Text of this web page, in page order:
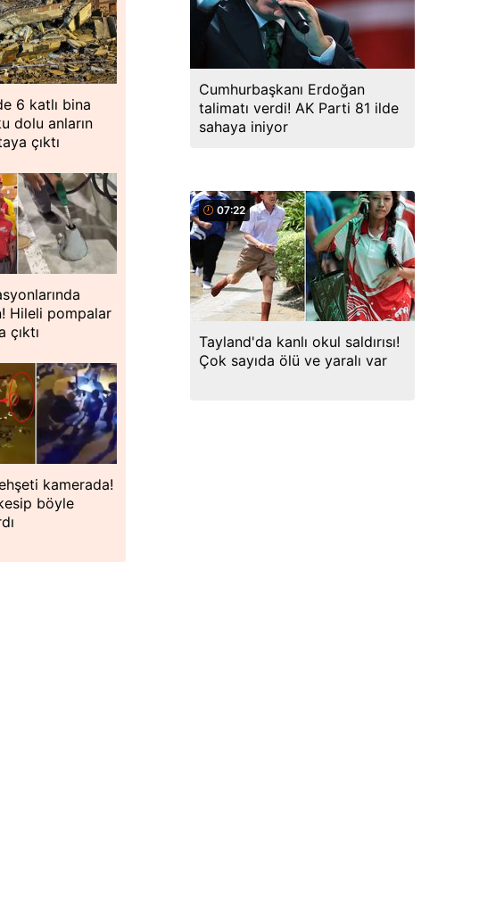
6 katlı bina
dolu anların
çıktı
Hileli pompalar
kamerada!
böyle
Cumhurbaşkanı Erdoğan
talimatı verdi! AK Parti 81 ilde
sahaya iniyor
07:22
Tayland'da kanlı okul saldırısı!
Çok sayıda ölü ve yaralı var